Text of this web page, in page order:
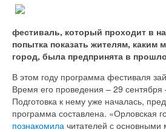
фестиваль, который проходит в
попытка показать жителям, каким
город, была предпринята в
В этом году программа фестиваля
Время его проведения – 29 сентября
Подготовка к нему уже началась,
программа составлена. «Орловская
познакомила читателей с